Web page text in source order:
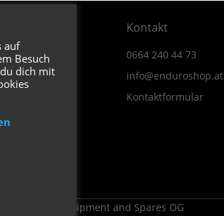
Kontakt
0664 240 44 73
info@enduroshop.at
Kontaktformular
Equipment and Spares OG
auf
Besuch
dich mit